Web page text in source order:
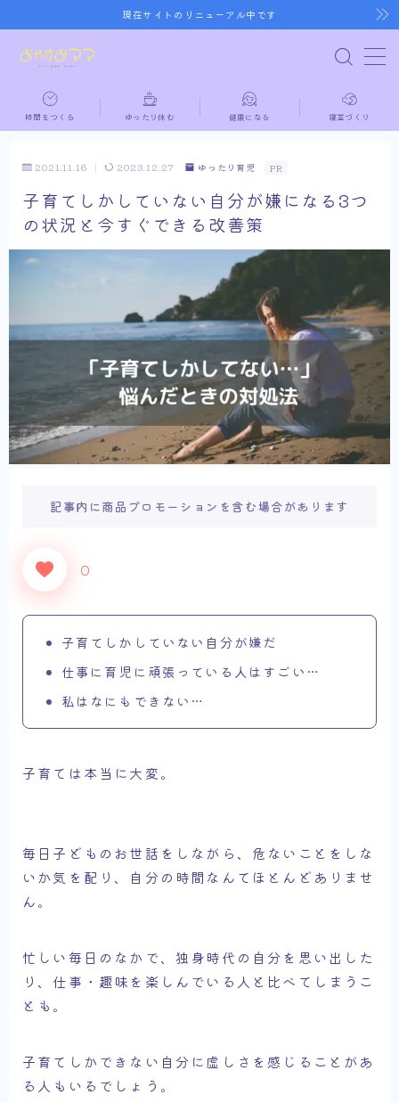
現在サイトのリニューアル中です
MENU
ホーム
時間をつくる
ゆったり休む
寝室づくり
時間をつくる ゆったり休む 健康になる 寝室づくり
2021.11.16 2023.12.27 ゆったり育児 PR
子育てしかしていない自分が嫌になる3つ
の状況と今すぐできる改善策
記事内に商品プロモーションを含む場合があります
0
子育てしかしていない自分が嫌だ
仕事に育児に頑張っている人はすごい…
私はなにもできない…
子育ては本当に大変。
毎日子どものお世話をしながら、危ないことをしな
いか気を配り、自分の時間なんてほとんどありませ
ん。
忙しい毎日のなかで、独身時代の自分を思い出した
り、仕事・趣味を楽しんでいる人と比べてしまうこ
とも。
子育てしかできない自分に虚しさを感じることがあ
る人もいるでしょう。